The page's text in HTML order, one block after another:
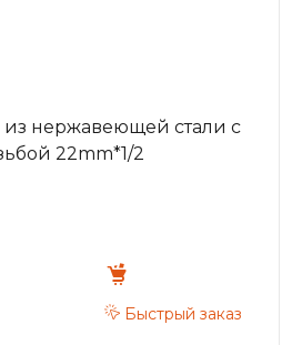
нержавеющей стали с
22mm*1/2
Быстрый заказ